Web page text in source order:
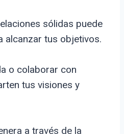
sólidas puede
alcanzar tus objetivos.
o colaborar con
tus visiones y
a través de la